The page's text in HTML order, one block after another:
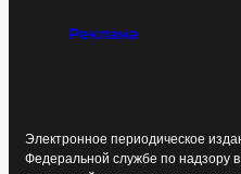
Реклама
Электронное периодическое
Федеральной службе по надзору